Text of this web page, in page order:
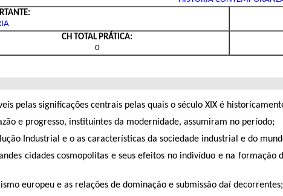
CH TOTAL PRÁTICA:
0
pelas significações centrais pelas quais o século XIX é
e progresso, instituintes da modernidade, assumiram no período;
Industrial e o as características da sociedade industrial e do
cidades cosmopolitas e seus efeitos no indivíduo e na
europeu e as relações de dominação e submissão daí decorrentes;